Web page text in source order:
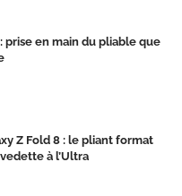
prise en main du pliable que
Z Fold 8 : le pliant format
à l’Ultra